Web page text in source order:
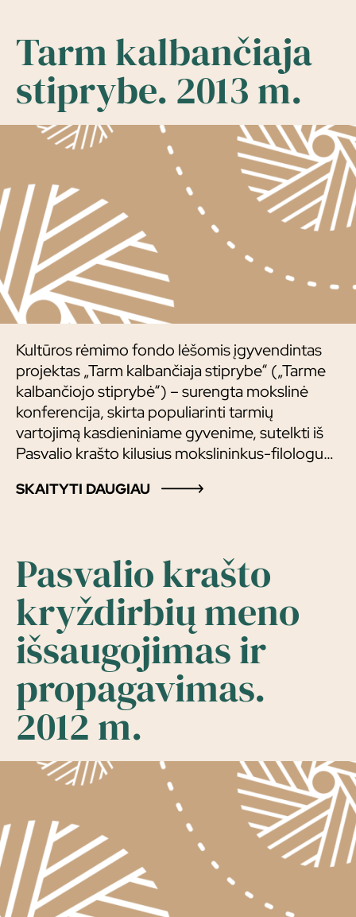
Tarm kalbančiaja
stiprybe. 2013 m.
Kultūros rėmimo fondo lėšomis įgyvendintas
projektas „Tarm kalbančiaja stiprybe“ („Tarme
kalbančiojo stiprybė“) – surengta mokslinė
konferencija, skirta populiarinti tarmių
vartojimą kasdieniniame gyvenime, sutelkti iš
Pasvalio krašto kilusius mokslininkus-filologus
mokinius pranešimų rengimui. Mokslinė
pristatyti konferencijos metu. Supažindinant su
konferencijos medžiaga kuo daugiau žmonių, ji
pateikta muziejaus internetiniame puslapyje.
SKAITYTI DAUGIAU
Pasvalio krašto
kryždirbių meno
išsaugojimas ir
propagavimas.
2012 m.